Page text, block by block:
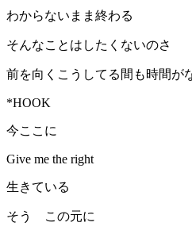
わからないまま終わる
そんなことはしたくないのさ
前を向くこうしてる間も時間が
*HOOK
今ここに
Give me the right
生きている
そう この元に